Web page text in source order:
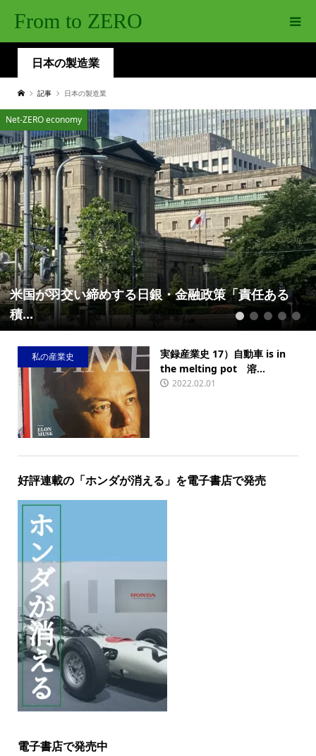
From to ZERO
日本の製造業
記事 日本の製造業
Net-ZERO economy
米国が羽交い締めする日銀・金融政策「責任ある
積...
1 2 3 4 5
私の産業史
実録産業史 17）自動車 is in
the melting pot 溶...
2022.02.01
好評連載の「ホンダが消える」を電子書店で発売
電子書店で発売中